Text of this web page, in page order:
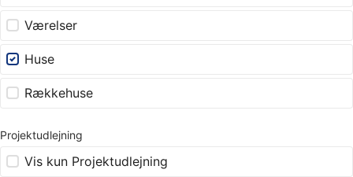
Værelser
Huse
Rækkehuse
Projektudlejning
Vis kun Projektudlejning